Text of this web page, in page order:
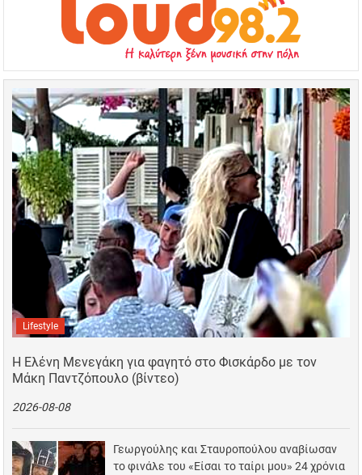
Lifestyle
Η Ελένη Μενεγάκη για φαγητό στο Φισκάρδο με τον
Μάκη Παντζόπουλο (βίντεο)
2026-08-08
Γεωργούλης και Σταυροπούλου αναβίωσαν
το φινάλε του «Είσαι το ταίρι μου» 24 χρόνια